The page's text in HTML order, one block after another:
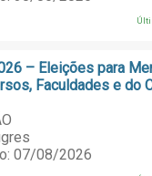
– Eleições para
Faculdades e do
07/08/2026